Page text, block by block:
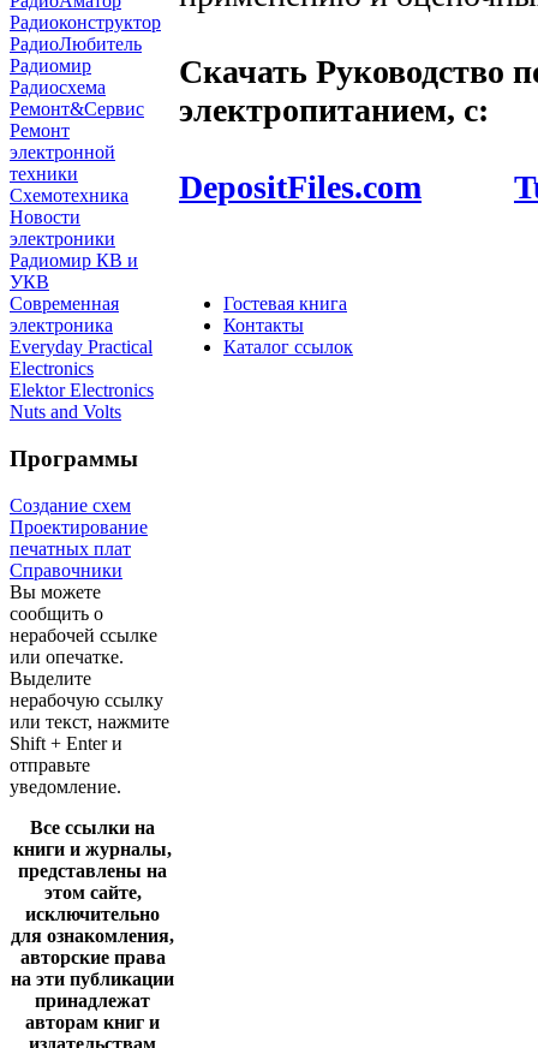
Радиоконструктор
РадиоЛюбитель
Радиомир
Радиосхема
Ремонт&Сервис
Ремонт
электронной
техники
Схемотехника
Новости
электроники
Радиомир КВ и
УКВ
Современная
электроника
Everyday Practical
Electronics
Elektor Electronics
Nuts and Volts
Программы
Создание схем
Проектирование
печатных плат
Справочники
Вы можете
сообщить о
нерабочей ссылке
или опечатке.
Выделите
нерабочую ссылку
или текст, нажмите
Shift + Enter и
отправьте
уведомление.
Все ссылки на
книги и журналы,
представлены на
этом сайте,
исключительно
для ознакомления,
авторские права
на эти публикации
принадлежат
авторам книг и
издательствам
Скачать Руководство
электропитанием, с:
DepositFiles.com
Гостевая книга
Контакты
Каталог ссылок